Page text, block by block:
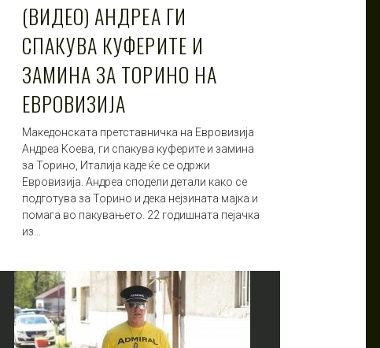
(ВИДЕО) АНДРЕА ГИ
СПАКУВА КУФЕРИТЕ И
ЗАМИНА ЗА ТОРИНО НА
ЕВРОВИЗИЈА
Македонската претставничка на Евровизија
Андрeа Коева, ги спакува куферите и замина
за Торино, Италија каде ќе се одржи
Евровизија. Андреа сподели детали како се
подготува за Торино и дека нејзината мајка и
помага во пакувањето. 22 годишната пејачка
из…